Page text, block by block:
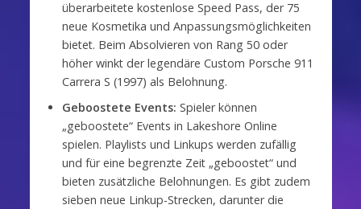
überarbeitete kostenlose Speed Pass, der 75
neue Kosmetika und Anpassungsmöglichkeiten
bietet. Beim Absolvieren von Rang 50 oder
höher winkt der legendäre Custom Porsche 911
Carrera S (1997) als Belohnung.
Geboostete Events: Spieler können
„geboostete“ Events in Lakeshore Online
spielen. Playlists und Linkups werden zufällig
und für eine begrenzte Zeit „geboostet“ und
bieten zusätzliche Belohnungen. Es gibt zudem
sieben neue Linkup-Strecken, darunter die